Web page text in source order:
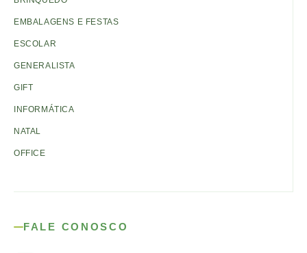
EMBALAGENS E FESTAS
ESCOLAR
GENERALISTA
GIFT
INFORMÁTICA
NATAL
OFFICE
FALE CONOSCO